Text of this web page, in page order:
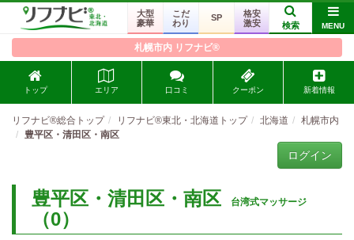
大型
豪華
こだ
わり
SP
格安
激安
検索 MENU
札幌市内 リフナビ®
トップ エリア 口コミ クーポン 新着情報
リフナビ®総合トップ リフナビ®東北・北海道トップ 北海道
札幌市内
豊平区・清田区・南区
ログイン
豊平区・清田区・南区 台湾式マッサージ
（0）